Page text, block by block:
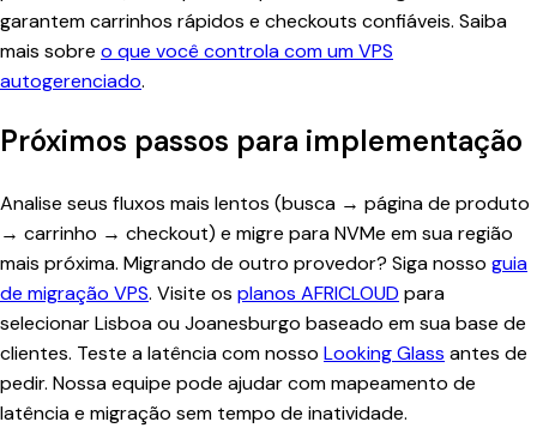
garantem carrinhos rápidos e checkouts confiáveis. Saiba
mais sobre o que você controla com um VPS
autogerenciado.
Próximos passos para implementação
Analise seus fluxos mais lentos (busca → página de produto
→ carrinho → checkout) e migre para NVMe em sua região
mais próxima. Migrando de outro provedor? Siga nosso guia
de migração VPS. Visite os planos AFRICLOUD para
selecionar Lisboa ou Joanesburgo baseado em sua base de
clientes. Teste a latência com nosso Looking Glass antes de
pedir. Nossa equipe pode ajudar com mapeamento de
latência e migração sem tempo de inatividade.